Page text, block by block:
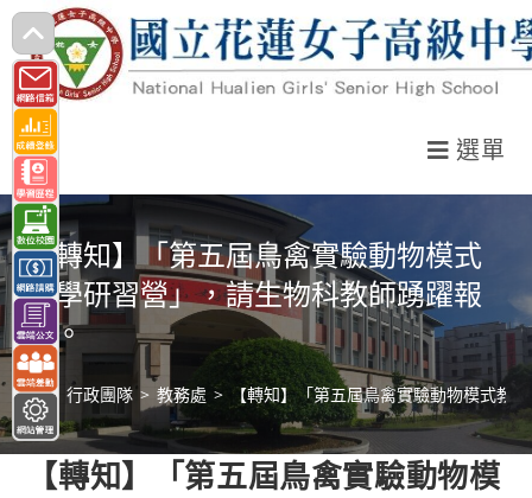
跳
轉
至
主
要
內
容
選單
【轉知】「第五屆鳥禽實驗動物模式
教學研習營」，請生物科教師踴躍報
名。
> 行政團隊 > 教務處 > 【轉知】「第五屆鳥禽實驗動物模式教
【轉知】「第五屆鳥禽實驗動物模